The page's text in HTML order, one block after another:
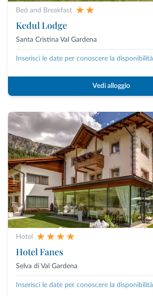
Bed and Breakfast
Kedul Lodge
Santa Cristina Val Gardena
Inserisci le date per conoscere la disponibilità
Vedi alloggio
Hotel
Hotel Fanes
Selva di Val Gardena
Inserisci le date per conoscere la disponibilità